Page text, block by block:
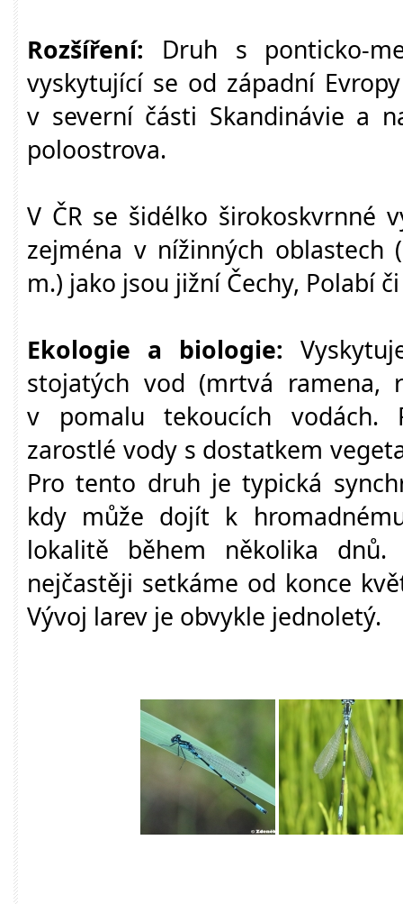
Rozšíření: Druh s ponticko-
vyskytující se od západní
v severní části Skandinávie a
poloostrova.
V ČR se šidélko širokoskvrnné
zejména v nížinných oblastech
m.) jako jsou jižní Čechy, Polabí
Ekologie a biologie:
stojatých vod (mrtvá ramena,
v pomalu tekoucích vodách.
zarostlé vody s dostatkem
Pro tento druh je typická
kdy může dojít k
lokalitě během několika
nejčastěji setkáme od konce
Vývoj larev je obvykle jednoletý.